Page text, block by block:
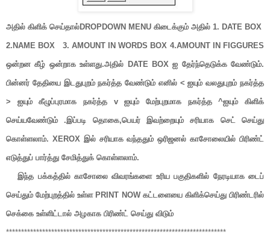
அதில் கிளிக் செய்தால்DROPDOWN MENU கிடைக்கும் அதில் 1. DATE BOX
2.NAME BOX 3. AMOUNT IN WORDS BOX 4.AMOUNT IN FIGGURES
ஒன்றன கீழ் ஒன்றாக உள்ளது.அதில் DATE BOX ஐ தேர்ந்தெடுக்க வேண்டும்.
பின்னர் தேதியை இடதுபுறம் நகர்த்த வேண்டும் எனில் < ஐயும் வலதுபுறம் நகர்த்த
> ஐயும் கீழுப்புரமாக நகர்த்த v ஐயும் மேற்புறமாக நகர்த்த ^ஐயும் கிளிக்
செய்யவேண்டும் .இப்படி தொகை,பெயர் இவற்றையும் சரியாக செட் செய்து
கொள்ளலாம். XEROX இல் சரியாக வந்ததும் ஒரிஜனல் காசோலையில் பிரிண்ட்
எடுத்துப் பார்த்து சேமித்துக் கொள்ளலாம்.
இந்த பக்கத்தில் காசோலை விவரங்களை உரிய பகுதிகளில் நேரடியாக டைப்
செய்தும் மேற்புறத்தில் உள்ள PRINT NOW கட்டளையை கிளிக்செய்து பிரிண்டரில்
செக்கை உள்ளிட்டால் அழகாக பிரிண்ட் செய்து விடும்
*************************************************************************